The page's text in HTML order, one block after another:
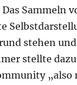
Sammeln
stehen
stellte